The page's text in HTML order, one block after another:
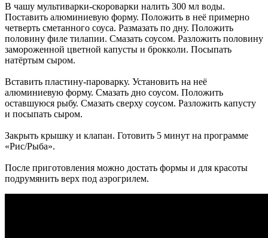
В чашу мультиварки-скороварки налить 300 мл воды.
Поставить алюминиевую форму. Положить в неё примерно
четверть сметанного соуса. Размазать по дну. Положить
половину филе тилапии. Смазать соусом. Разложить половину
замороженной цветной капусты и брокколи. Посыпать
натёртым сыром.
Вставить пластину-пароварку. Установить на неё
алюминиевую форму. Смазать дно соусом. Положить
оставшуюся рыбу. Смазать сверху соусом. Разложить капусту
и посыпать сыром.
Закрыть крышку и клапан. Готовить 5 минут на программе
«Рис/Рыба».
После приготовления можно достать формы и для красоты
подрумянить верх под аэрогрилем.